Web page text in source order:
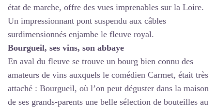
état de marche, offre des vues imprenables sur la Loire.
Un impressionnant pont suspendu aux câbles
surdimensionnés enjambe le fleuve royal.
Bourgueil, ses vins, son abbaye
En aval du fleuve se trouve un bourg bien connu des
amateurs de vins auxquels le comédien Carmet, était très
attaché : Bourgueil, où l’on peut déguster dans la maison
de ses grands-parents une belle sélection de bouteilles au